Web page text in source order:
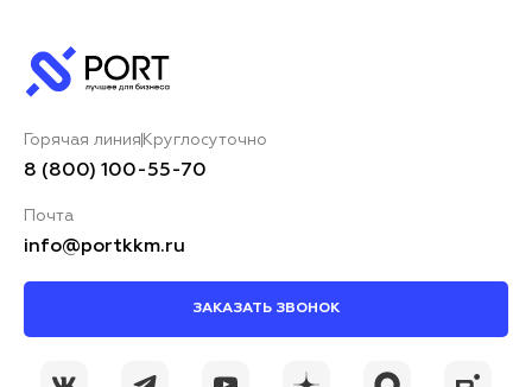
Горячая линия Круглосуточно
8 (800) 100-55-70
Почта
info@portkkm.ru
ЗАКАЗАТЬ ЗВОНОК